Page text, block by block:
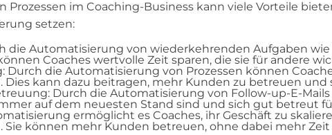
Prozessen im Coaching-Business kann viele Vorteile
setzen:
die Automatisierung von wiederkehrenden Aufgaben
Coaches wertvolle Zeit sparen, die sie für andere
Durch die Automatisierung von Prozessen können
Dies kann dazu beitragen, mehr Kunden zu betreuen
Durch die Automatisierung von Follow-up-E-
auf dem neuesten Stand sind und sich gut betreut
ermöglicht es Coaches, ihr Geschäft zu
Sie können mehr Kunden betreuen, ohne dabei mehr